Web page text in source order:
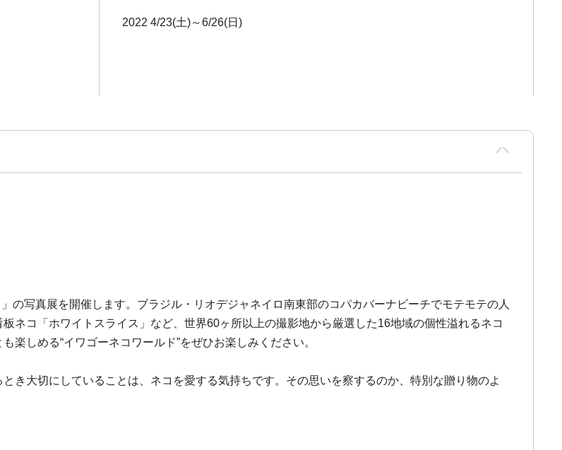
2022 4/23(土)～6/26(日)
の写真展を開催します。ブラジル・リオデジャネイロ南東部のコパカバーナビーチでモテモテの人
ネコ「ホワイトスライス」など、世界60ヶ所以上の撮影地から厳選した16地域の個性溢れるネコ
しめる“イワゴーネコワールド”をぜひお楽しみください。
き大切にしていることは、ネコを愛する気持ちです。その思いを察するのか、特別な贈り物のよ